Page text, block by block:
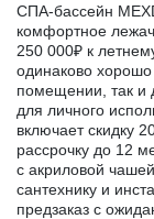
СПА-бассейн
комфортное
250 000₽ к
одинаково хорошо
помещении, так и
для личного
включает скидку
рассрочку до 12
с акриловой
сантехнику и
предзаказ с